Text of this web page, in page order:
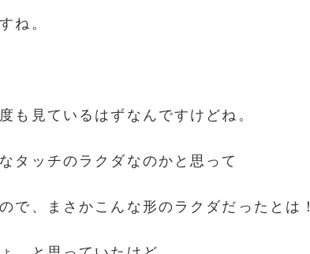
ね。
も見ているはずなんですけどね。
タッチのラクダなのかと思って
で、まさかこんな形のラクダだったとは！